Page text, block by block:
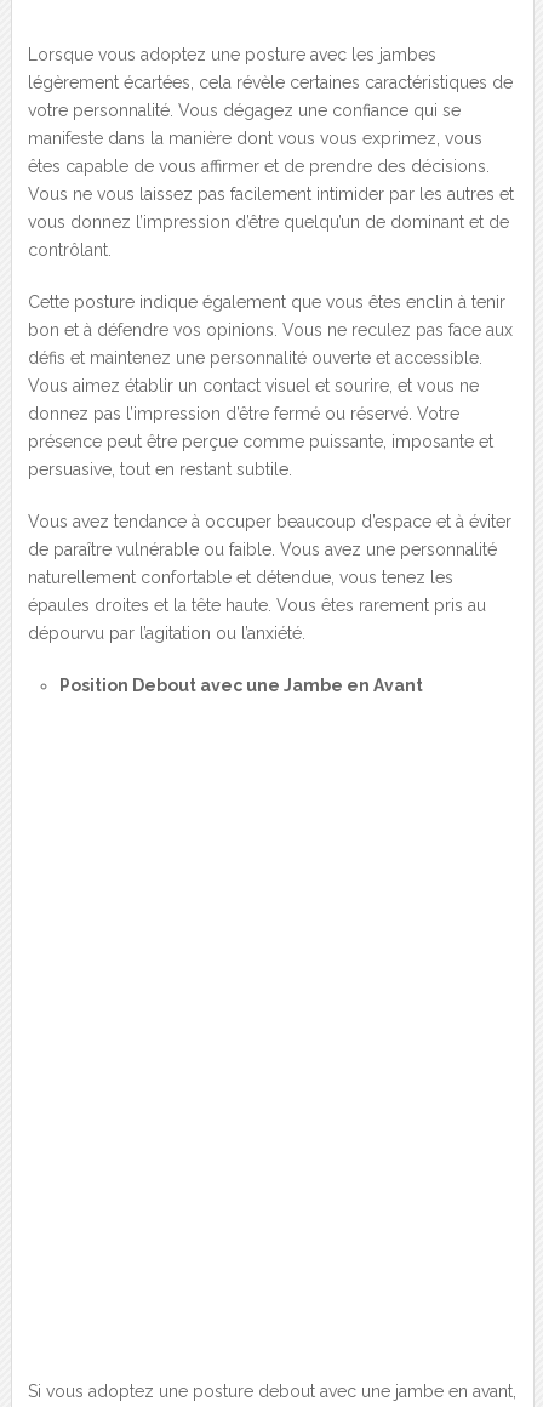
Lorsque vous adoptez une posture avec les jambes
légèrement écartées, cela révèle certaines caractéristiques de
votre personnalité. Vous dégagez une confiance qui se
manifeste dans la manière dont vous vous exprimez, vous
êtes capable de vous affirmer et de prendre des décisions.
Vous ne vous laissez pas facilement intimider par les autres et
vous donnez l’impression d’être quelqu’un de dominant et de
contrôlant.
Cette posture indique également que vous êtes enclin à tenir
bon et à défendre vos opinions. Vous ne reculez pas face aux
défis et maintenez une personnalité ouverte et accessible.
Vous aimez établir un contact visuel et sourire, et vous ne
donnez pas l’impression d’être fermé ou réservé. Votre
présence peut être perçue comme puissante, imposante et
persuasive, tout en restant subtile.
Vous avez tendance à occuper beaucoup d’espace et à éviter
de paraître vulnérable ou faible. Vous avez une personnalité
naturellement confortable et détendue, vous tenez les
épaules droites et la tête haute. Vous êtes rarement pris au
dépourvu par l’agitation ou l’anxiété.
Position Debout avec une Jambe en Avant
Si vous adoptez une posture debout avec une jambe en avant,